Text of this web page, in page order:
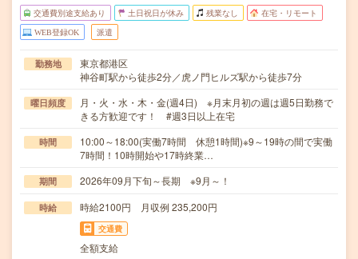
交通費別途支給あり 土日祝日が休み 残業なし 在宅・リモート
WEB登録OK 派遣
勤務地
東京都港区
神谷町駅から徒歩2分／虎ノ門ヒルズ駅から徒歩7分
曜日頻度
月・火・水・木・金(週4日) ※月末月初の週は週5日勤務で
きる方歓迎です！ #週3日以上在宅
時間
10:00～18:00(実働7時間 休憩1時間)※9～19時の間で実働
7時間！10時開始や17時終業…
期間 2026年09月下旬～長期 ※9月～！
時給 時給2100円 月収例 235,200円
交通費
全額支給